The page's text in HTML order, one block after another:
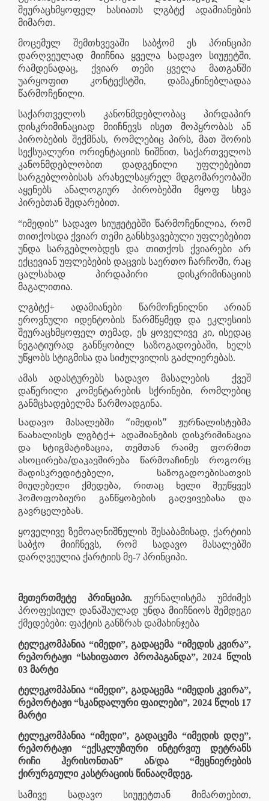
შეურაცხმყოფელ ხასიათს ლგბტქ ადამიანების
მიმართ.
მოცემულ შემთხვევაში საბჭომ ეს პრინციპი
დარღვეულად მიიჩნია ყველა სადავო სიუჟეტში,
რამდენადაც, ქვიარ თემი ყველა მათგანში
უარყოფით კონტექსტში, დამაკნინებლადაა
წარმოჩენილი.
საქართველოს კანონმდებლობაც პირდაპირ
დისკრიმინაციად მიიჩნევს ისეთ მოპყრობას ან
პირობების შექმნას, რომლებიც პირს, მათ შორის
სექსუალური ორიენტაციის ნიშნით, საქართველოს
კანონმდებლობით დადგენილი უფლებებით
სარგებლობისას არახელსაყრელ მდგომარეობაში
აყენებს ანალოგიურ პირობებში მყოფ სხვა
პირებთან შედარებით.
“იმედის” სადავო სიუჟეტებში წარმოჩენილია, რომ
თითქოსდა ქვიარ თემი განსხვავებული უფლებებით
უნდა სარგებლობდეს და თითქოს ქვიარები არ
ექცევიან უფლებების დაცვის საერთო ჩარჩოში, რაც
ცალსახად პირდაპირი დისკრიმინაციის
მაგალითია.
ლგბტქ+ ადამიანები წარმოჩენილნი არიან
ეროვნული იდენტობის წარმწყმედ და ეკლესიის
შეურაცხმყოფელ თემად, ეს ყოველივე კი, ისედაც
ნეგატიურად განწყობილ საზოგადოებაში, ხელს
უწყობს სტიგმისა და სიძულვილის გაძლიერებას.
ამას ადასტურებს სადავო მასალების
ქვეშ
დაწერილი კომენტარების სქრინები, რომლებიც
განმცხადებელმა წარმოადგინა.
Სადავო მასალებში “იმედის” ჟურნალისტებმა
წაახალისეს ლგბტქ+ ადამიანების დისკრიმინაცია
და სტიგმატიზაცია, თემთან რაიმე ფორმით
ასოცირება/დაკავშირება წარმოაჩინეს როგორც
მადისკრედიტებელი, საზოგადოებისათვის
მიუღებელი ქმედება, რითაც ხელი შეუწყვეს
ჰომოფობიური განწყობების გაღვივებასა და
გავრცელებას.
ყოველივე ზემოაღნიშნულის შესაბამისად, ქარტიის
საბჭო მიიჩნევს, რომ სადავო მასალებში
დარღვეულია ქარტიის მე-7 პრინციპი.
მეთერთმეტე პრინციპი.
ჟურნალისტმა უმძიმეს
პროფესიულ დანაშაულად უნდა მიიჩნიოს შემდეგი
ქმედებები: ფაქტის განზრახ დამახინჯება
ტელეკომპანია “იმედი”, გადაცემა “იმედის კვირა”,
რეპორტაჟი “სახიფათო პროპაგანდა”, 2024 წლის
03 მარტი
ტელეკომპანია “იმედი”, გადაცემა “იმედის კვირა”,
რეპორტაჟი “სკანდალური ფაილები”, 2024 წლის 17
მარტი
ტელეკომპანია “იმედი”, გადაცემა “იმედის დღე”,
რეპორტაჟი “ექსკლუზიური ინტერვიუ დეტრანს
რიჩი ჰერისონთან” ან/და “მეცნიერების
ქირურგიული კასტრაციის წინააღმდეგ.
სამივე სადავო სიუჟეტთან მიმართებით,